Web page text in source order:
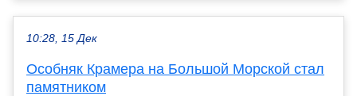
10:28, 15 Дек
Особняк Крамера на Большой Морской стал
памятником